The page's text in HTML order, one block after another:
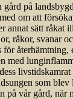
gård på
om att
annat sätt råkat
råkor, svanar
för
med
som
på vår gård, när